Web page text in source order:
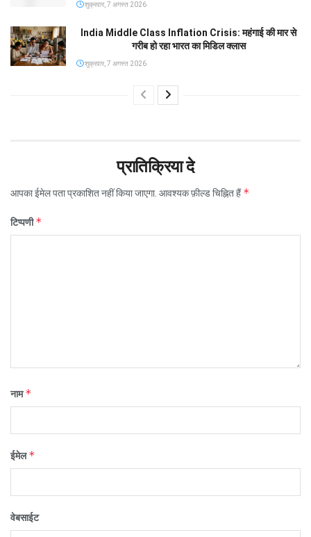
शुक्रवार, 7 अगस्त 2026
India Middle Class Inflation Crisis: महंगाई की मार से
गरीब हो रहा भारत का मिडिल क्लास
शुक्रवार, 7 अगस्त 2026
प्रातिक्रिया दे
आपका ईमेल पता प्रकाशित नहीं किया जाएगा. आवश्यक फ़ील्ड चिह्नित हैं*
टिप्पणी*
नाम*
ईमेल*
वेबसाईट